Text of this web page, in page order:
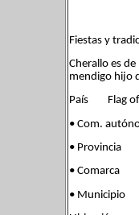
Fiestas y
Cherallo es
mendigo hijo
País Flag of
• Com.
• Provincia
• Comarca
• Municipio